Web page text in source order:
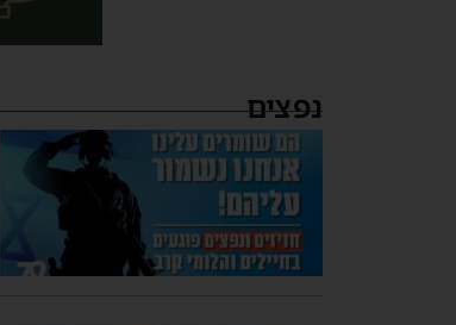
נפצים